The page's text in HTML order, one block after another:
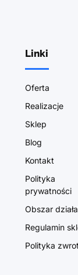
Linki
Oferta
Realizacje
Sklep
Blog
Kontakt
Polityka
prywatności
Obszar
Regulamin
Polityka